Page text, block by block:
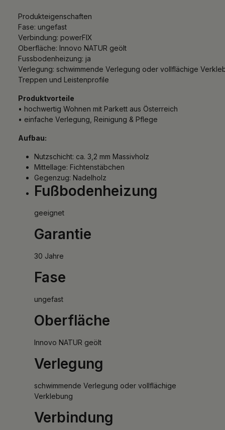
Produkteigenschaften
Fase: ungefast
Verbindung: powerFIX
Oberfläche: Innovo NATUR geölt
Fussbodenheizung: ja
Verlegung: schwimmende Verlegung oder vollflächige
Treppen und Leistenprofile
Produktvorteile
• hochwertig Wohnen mit Parkett aus Österreich
• einfache Verlegung, Reinigung & Pflege
Aufbau:
Nutzschicht: ca. 3,2 mm Massivholz
Mittellage: Fichtenstäbchen
Gegenzug: Nadelholz
Fußbodenheizung
geeignet
Garantie
30 Jahre
Fase
ungefast
Oberfläche
Innovo NATUR geölt
Verlegung
schwimmende Verlegung oder vollflächige
Verklebung
Verbindung